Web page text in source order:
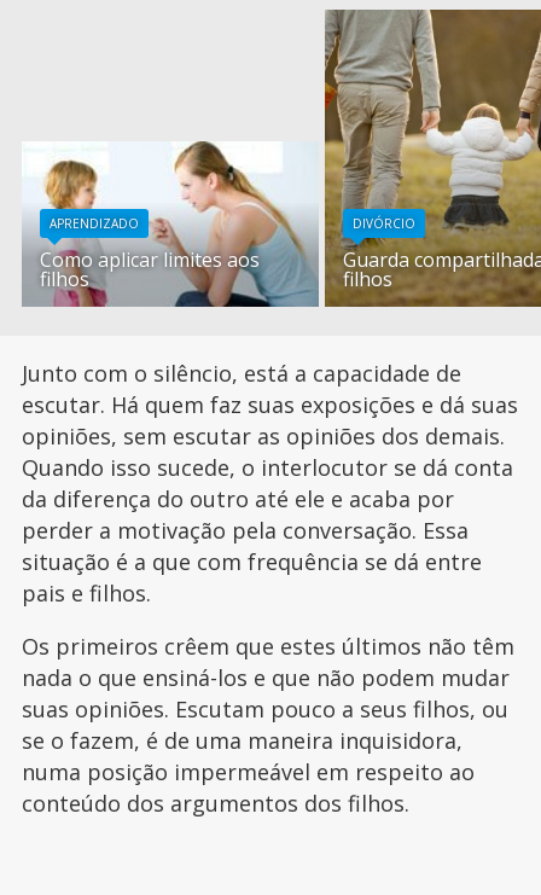
APRENDIZADO
Como aplicar limites aos
filhos
DIVÓRCIO
Guarda
filhos
Junto com o silêncio, está a capacidade de
escutar. Há quem faz suas exposições e dá suas
opiniões, sem escutar as opiniões dos demais.
Quando isso sucede, o interlocutor se dá conta
da diferença do outro até ele e acaba por
perder a motivação pela conversação. Essa
situação é a que com frequência se dá entre
pais e filhos.
Os primeiros crêem que estes últimos não têm
nada o que ensiná-los e que não podem mudar
suas opiniões. Escutam pouco a seus filhos, ou
se o fazem, é de uma maneira inquisidora,
numa posição impermeável em respeito ao
conteúdo dos argumentos dos filhos.